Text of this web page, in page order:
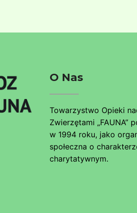
O Nas
Towarzystwo Opieki
Zwierzętami „FAUNA”
w 1994 roku, jako
społeczna o
charytatywnym.